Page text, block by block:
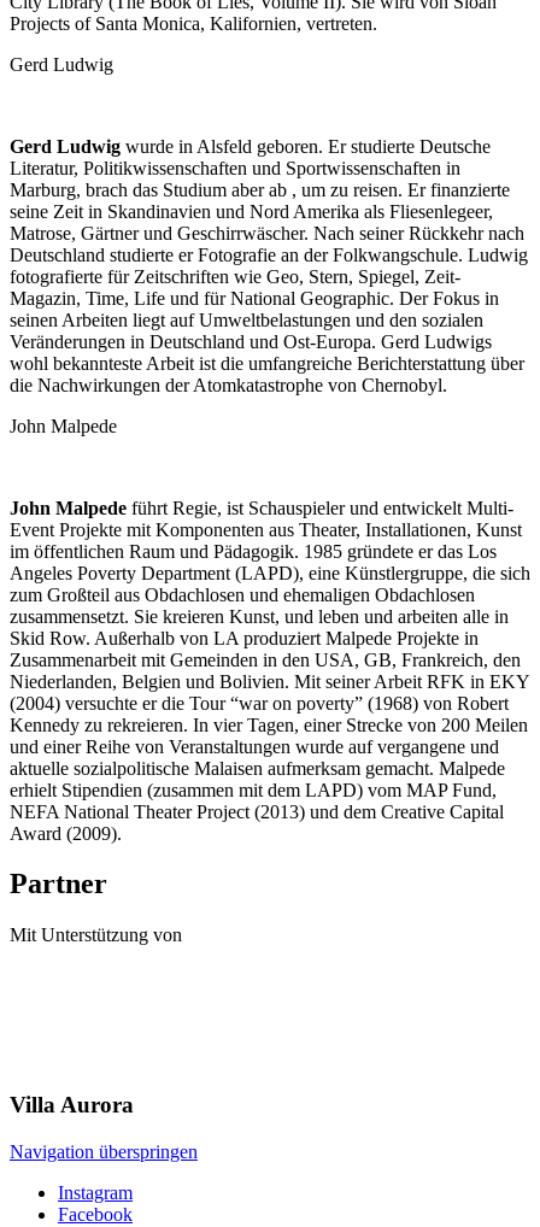
Projects of Santa Monica, Kalifornien, vertreten.
Gerd Ludwig
Gerd Ludwig wurde in Alsfeld geboren. Er studierte Deutsche
Literatur, Politikwissenschaften und Sportwissenschaften in
Marburg, brach das Studium aber ab , um zu reisen. Er finanzierte
seine Zeit in Skandinavien und Nord Amerika als Fliesenlegeer,
Matrose, Gärtner und Geschirrwäscher. Nach seiner Rückkehr nach
Deutschland studierte er Fotografie an der Folkwangschule. Ludwig
fotografierte für Zeitschriften wie Geo, Stern, Spiegel, Zeit-
Magazin, Time, Life und für National Geographic. Der Fokus in
seinen Arbeiten liegt auf Umweltbelastungen und den sozialen
Veränderungen in Deutschland und Ost-Europa. Gerd Ludwigs
wohl bekannteste Arbeit ist die umfangreiche Berichterstattung über
die Nachwirkungen der Atomkatastrophe von Chernobyl.
John Malpede
John Malpede führt Regie, ist Schauspieler und entwickelt Multi-
Event Projekte mit Komponenten aus Theater, Installationen, Kunst
im öffentlichen Raum und Pädagogik. 1985 gründete er das Los
Angeles Poverty Department (LAPD), eine Künstlergruppe, die sich
zum Großteil aus Obdachlosen und ehemaligen Obdachlosen
zusammensetzt. Sie kreieren Kunst, und leben und arbeiten alle in
Skid Row. Außerhalb von LA produziert Malpede Projekte in
Zusammenarbeit mit Gemeinden in den USA, GB, Frankreich, den
Niederlanden, Belgien und Bolivien. Mit seiner Arbeit RFK in EKY
(2004) versuchte er die Tour “war on poverty” (1968) von Robert
Kennedy zu rekreieren. In vier Tagen, einer Strecke von 200 Meilen
und einer Reihe von Veranstaltungen wurde auf vergangene und
aktuelle sozialpolitische Malaisen aufmerksam gemacht. Malpede
erhielt Stipendien (zusammen mit dem LAPD) vom MAP Fund,
NEFA National Theater Project (2013) und dem Creative Capital
Award (2009).
Partner
Mit Unterstützung von
Villa Aurora
Navigation überspringen
Instagram
Facebook